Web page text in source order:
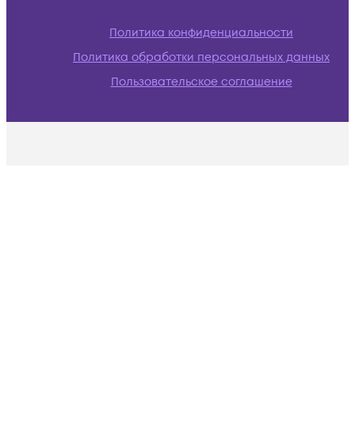
Политика конфиденциальности
Политика обработки персональных данных
Пользовательское соглашение